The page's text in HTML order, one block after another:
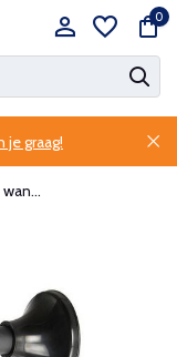
0
je graag!